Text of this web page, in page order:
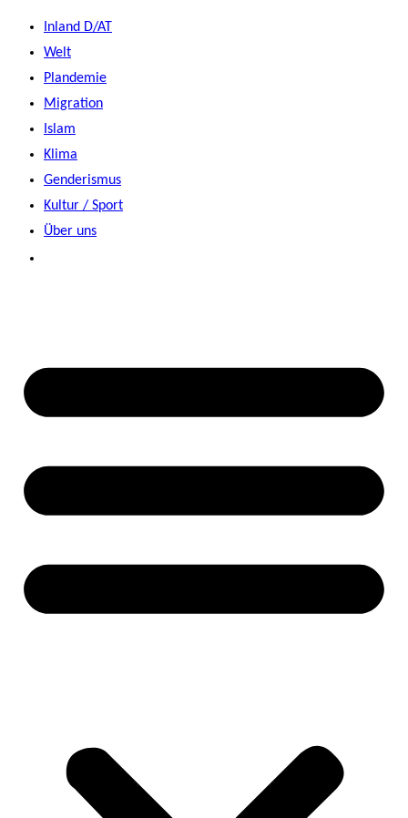
Zum
Inhalt
springen
Inland D/AT
Welt
Plandemie
Migration
Islam
Klima
Genderismus
Kultur / Sport
Über uns